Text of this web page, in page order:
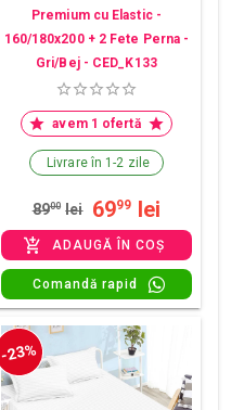
Premium cu Elastic -
160/180x200 + 2 Fete Perna -
Gri/Bej - CED_K133
avem 1 ofertă
Livrare în 1-2 zile
8900 lei 6999 lei
ADAUGĂ ÎN COȘ
Comandă rapid
-23%